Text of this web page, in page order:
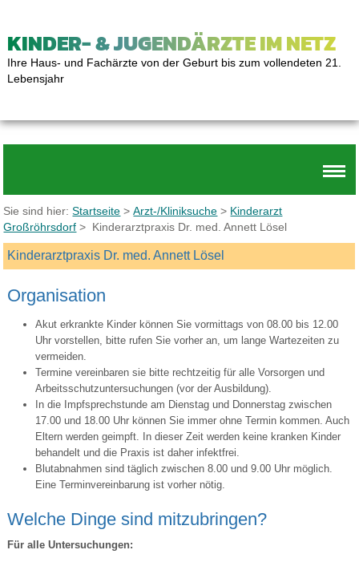
KINDER- & JUGENDÄRZTE IM NETZ
Ihre Haus- und Fachärzte von der Geburt bis zum vollendeten 21.
Lebensjahr
Sie sind hier:Startseite >Arzt-/Kliniksuche > Kinderarzt
Großröhrsdorf > Kinderarztpraxis Dr. med. Annett Lösel
Kinderarztpraxis Dr. med. Annett Lösel
Organisation
Akut erkrankte Kinder können Sie vormittags von 08.00 bis 12.00
Uhr vorstellen, bitte rufen Sie vorher an, um lange Wartezeiten zu
vermeiden.
Termine vereinbaren sie bitte rechtzeitig für alle Vorsorgen und
Arbeitsschutzuntersuchungen (vor der Ausbildung).
In die Impfsprechstunde am Dienstag und Donnerstag zwischen
17.00 und 18.00 Uhr können Sie immer ohne Termin kommen. Auch
Eltern werden geimpft. In dieser Zeit werden keine kranken Kinder
behandelt und die Praxis ist daher infektfrei.
Blutabnahmen sind täglich zwischen 8.00 und 9.00 Uhr möglich.
Eine Terminvereinbarung ist vorher nötig.
Welche Dinge sind mitzubringen?
Für alle Untersuchungen: